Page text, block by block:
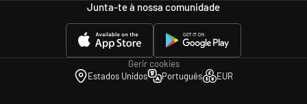
Junta-te à nossa comunidade
Gerir cookies
Estados Unidos
Português EUR